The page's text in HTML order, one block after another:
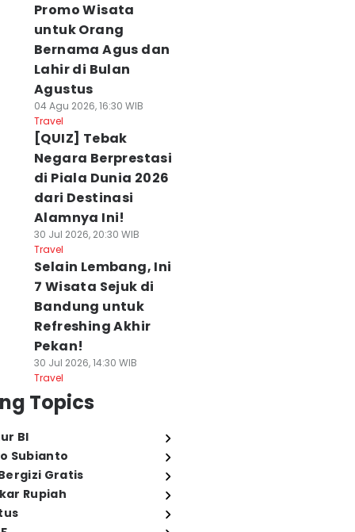
Promo Wisata
untuk Orang
Bernama Agus dan
Lahir di Bulan
Agustus
04 Agu 2026, 16:30 WIB
Travel
[QUIZ] Tebak
Negara Berprestasi
di Piala Dunia 2026
dari Destinasi
Alamnya Ini!
30 Jul 2026, 20:30 WIB
Travel
Selain Lembang, Ini
7 Wisata Sejuk di
Bandung untuk
Refreshing Akhir
Pekan!
30 Jul 2026, 14:30 WIB
Travel
Topics
BI
Subianto
Gratis
Rupiah